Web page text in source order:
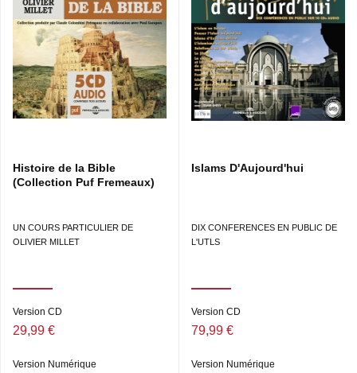
PROPOS DE LA CHRONOLOGIE DU CORAN •
DÉCOUVERTE D’UN CORAN ANCIEN • LES ÉTUDES
CONTROVERSÉES DU CORAN.
CONCEPTION COLLECTION : CLAUDE COLOMBINI &
PATRICK FRÉMEAUX COÉDITION : GRANDE
MOSQUÉE DE PARIS
Histoire de la Bible
(Collection Puf Fremeaux)
UN COURS PARTICULIER DE
OLIVIER MILLET
Version CD
29,99 €
Version Numérique
Islams D'Aujourd'hui
DIX CONFERENCES EN PUBLIC DE
L'UTLS
Version CD
79,99 €
Version Numérique